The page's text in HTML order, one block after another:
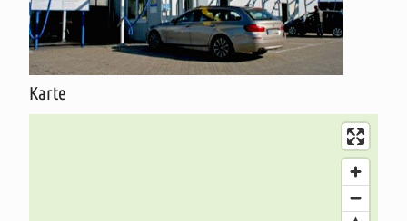
Karte